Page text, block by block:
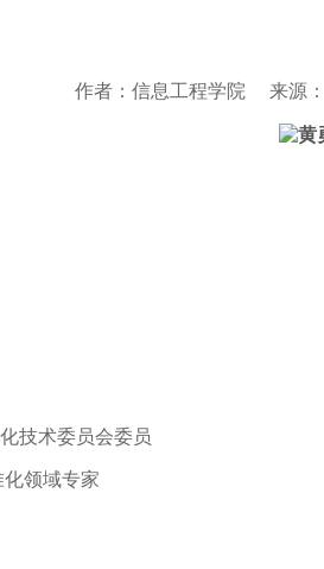
作者：信息工程学院 来源：
技术委员会委员
领域专家